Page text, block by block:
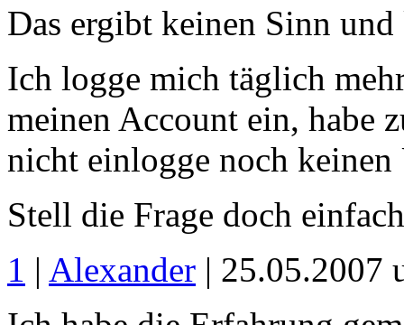
Das ergibt keinen Sinn
Ich logge mich täglich
meinen Account ein, habe
nicht einlogge noch
Stell die Frage doch
1 | Alexander | 25.05.2007